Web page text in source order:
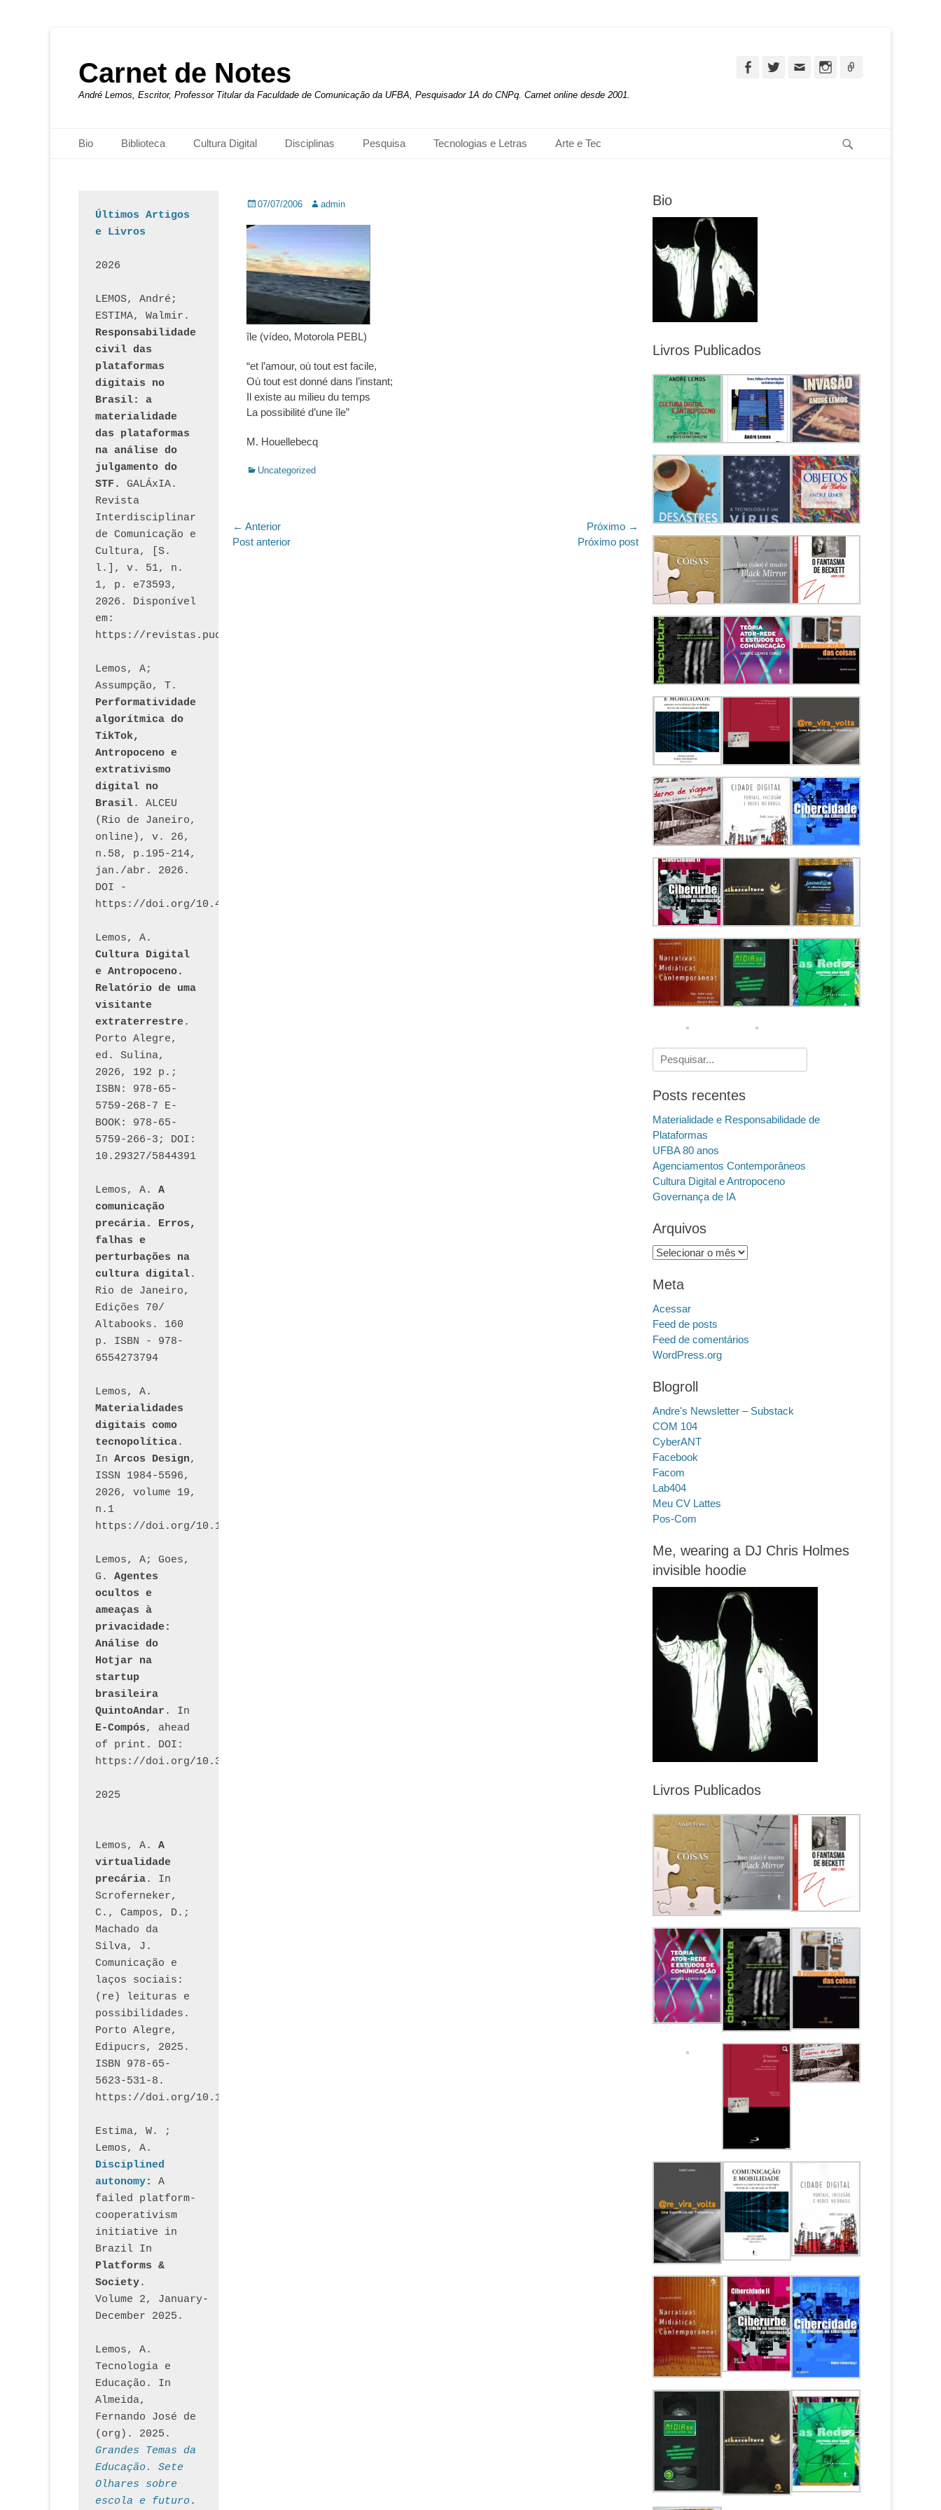
Carnet de Notes
André Lemos, Escritor, Professor Titular da Faculdade de Comunicação da UFBA, Pesquisador 1A do CNPq. Carnet online desde 2001.
FacebookTwitterEmail Instagram
Menu principal
para
Bio Biblioteca Cultura Digital Disciplinas Pesquisa Tecnologias e Letras Arte e Tec
Posted
07/07/2006 Autor:
admin
île (vídeo, Motorola PEBL)
“et l’amour, où tout est facile,
Où tout est donné dans l’instant;
Il existe au milieu du temps
La possibilité d’une île”
M. Houellebecq
Categorias:
Uncategorized
Navegação
de
← Anterior
Post
Post anterior
Próximo →
Próximo post
Bio
Livros Publicados
Pesquisar
por:
Posts recentes
Materialidade e Responsabilidade de
Plataformas
UFBA 80 anos
Agenciamentos Contemporâneos
Cultura Digital e Antropoceno
Governança de IA
Arquivos
Arquivos
Meta
Acessar
Feed de posts
Feed de comentários
WordPress.org
Blogroll
Andre's Newsletter – Substack
COM 104
CyberANT
Facebook
Facom
Lab404
Meu CV Lattes
Pos-Com
Me, wearing a DJ Chris Holmes
invisible hoodie
Livros Publicados
Últimos Artigos
e Livros
2026
LEMOS, André;
Responsabilidade
civil das
plataformas
digitais no
Brasil: a
materialidade
das plataformas
na análise do
julgamento do
STF.
GALÁxIA.
Revista
Interdisciplinar
de Comunicação e
Cultura, [S.
l.], v. 51, n.
1, p. e73593,
2026. Disponível
em:
Lemos, A;
Performatividade
algorítmica do
TikTok,
Antropoceno e
extrativismo
digital no
Brasil. ALCEU
(Rio de Janeiro,
online), v. 26,
n.58, p.195-214,
jan./abr. 2026.
DOI -
https://doi.org/10.46391/ALCEU.v26.ed58.2026.528
Cultura Digital
e Antropoceno.
Relatório de uma
visitante
extraterrestre.
Porto Alegre,
ed. Sulina,
2026, 192 p.;
ISBN: 978-65-
5759-268-7 E-
BOOK: 978-65-
5759-266-3; DOI:
10.29327/5844391
Lemos, A. A
comunicação
precária. Erros,
falhas e
perturbações na
cultura digital.
Rio de Janeiro,
Edições 70/
Altabooks. 160
p. ISBN - 978-
6554273794
Materialidades
digitais como
tecnopolítica.
In Arcos Design,
ISSN 1984-5596,
2026, volume 19,
n.1
https://doi.org/10.12957/arcosdesign.2026.95390
Lemos, A; Goes,
G. Agentes
ocultos e
ameaças à
privacidade:
Análise do
Hotjar na
startup
brasileira
QuintoAndar
E-Compós, ahead
of print. DOI:
https://doi.org/10.30962/ecomps.3231
2025
Lemos, A. A
virtualidade
precária. In
Scroferneker,
C., Campos, D.;
Machado da
Silva, J.
Comunicação e
laços sociais:
(re) leituras e
possibilidades.
Porto Alegre,
Edipucrs, 2025.
ISBN 978-65-
5623-531-8.
https://doi.org/10.15448/1877.3
Estima, W. ;
Lemos, A.
Disciplined
autonomy: A
failed platform-
cooperativism
initiative in
Brazil In
Platforms &
Society.
Volume 2, January-
December 2025.
Lemos, A.
Tecnologia e
Educação. In
Almeida,
Fernando José de
Grandes Temas da
Educação. Sete
Olhares sobre
escola e futuro.